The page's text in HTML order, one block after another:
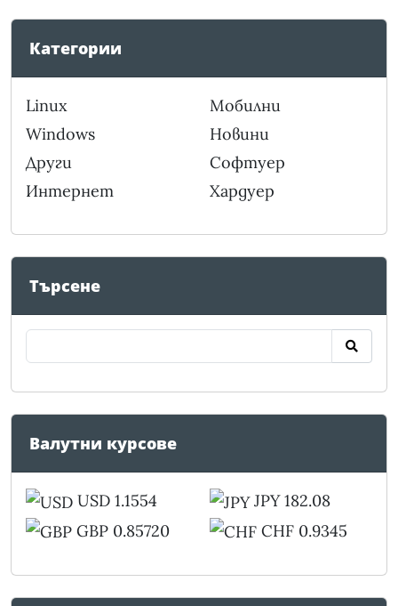
Категории
Linux
Windows
Други
Интернет
Мобилни
Новини
Софтуер
Хардуер
Търсене
Валутни курсове
USD 1.1554
GBP 0.85720
JPY 182.08
CHF 0.9345